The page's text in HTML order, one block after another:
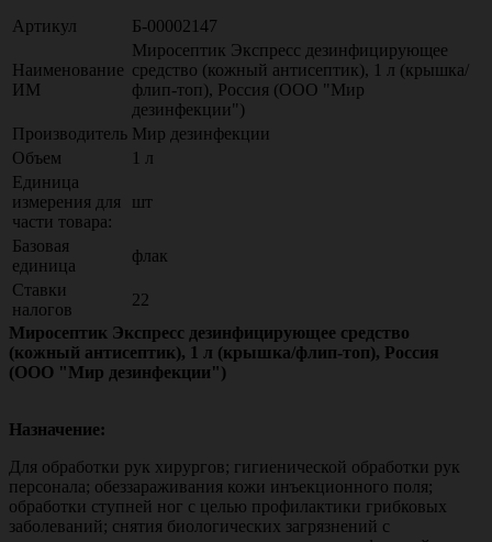
Артикул Б-00002147
Наименование
ИМ
Миросептик Экспресс дезинфицирующее
средство (кожный антисептик), 1 л (крышка/
флип-топ), Россия (ООО "Мир
дезинфекции")
Производитель Мир дезинфекции
Объем
1 л
Единица
измерения для
части товара:
шт
Базовая
единица
флак
Ставки
налогов
22
Миросептик Экспресс дезинфицирующее средство
(кожный антисептик), 1 л (крышка/флип-топ), Россия
(ООО "Мир дезинфекции")
Назначение:
Для обработки рук хирургов; гигиенической обработки рук
персонала; обеззараживания кожи инъекционного поля;
обработки ступней ног с целью профилактики грибковых
заболеваний; снятия биологических загрязнений с